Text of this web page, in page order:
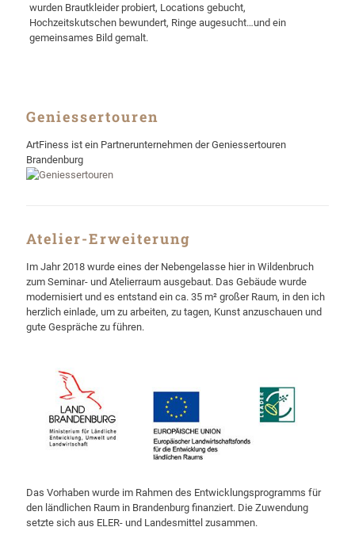
wurden Brautkleider probiert, Locations gebucht,
Hochzeitskutschen bewundert, Ringe augesucht…und ein
gemeinsames Bild gemalt.
Geniessertouren
ArtFiness ist ein Partnerunternehmen der Geniessertouren
Brandenburg
Atelier-Erweiterung
Im Jahr 2018 wurde eines der Nebengelasse hier in Wildenbruch
zum Seminar- und Atelierraum ausgebaut. Das Gebäude wurde
modernisiert und es entstand ein ca. 35 m² großer Raum, in den ich
herzlich einlade, um zu arbeiten, zu tagen, Kunst anzuschauen und
gute Gespräche zu führen.
Das Vorhaben wurde im Rahmen des Entwicklungsprogramms für
den ländlichen Raum in Brandenburg finanziert. Die Zuwendung
setzte sich aus ELER- und Landesmittel zusammen.